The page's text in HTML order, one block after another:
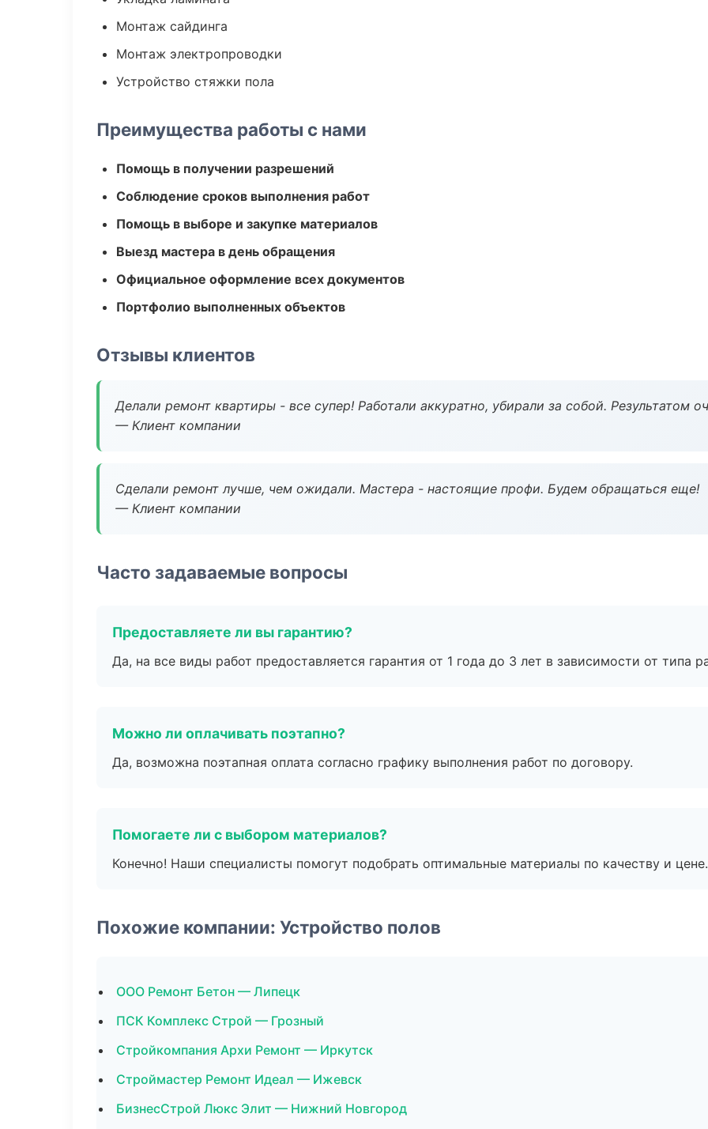
Монтаж сайдинга
Монтаж электропроводки
Устройство стяжки пола
Преимущества работы с нами
Помощь в получении разрешений
Соблюдение сроков выполнения работ
Помощь в выборе и закупке материалов
Выезд мастера в день обращения
Официальное оформление всех документов
Портфолио выполненных объектов
Отзывы клиентов
Делали ремонт квартиры - все супер! Работали аккуратно, убирали за собой. Результатом
— Клиент компании
Сделали ремонт лучше, чем ожидали. Мастера - настоящие профи. Будем обращаться еще!
— Клиент компании
Часто задаваемые вопросы
Предоставляете ли вы гарантию?
Да, на все виды работ предоставляется гарантия от 1 года до 3 лет в зависимости от типа
Можно ли оплачивать поэтапно?
Да, возможна поэтапная оплата согласно графику выполнения работ по договору.
Помогаете ли с выбором материалов?
Конечно! Наши специалисты помогут подобрать оптимальные материалы по качеству и цене.
Похожие компании: Устройство полов
ООО Ремонт Бетон — Липецк
ПСК Комплекс Строй — Грозный
Стройкомпания Архи Ремонт — Иркутск
Строймастер Ремонт Идеал — Ижевск
БизнесСтрой Люкс Элит — Нижний Новгород